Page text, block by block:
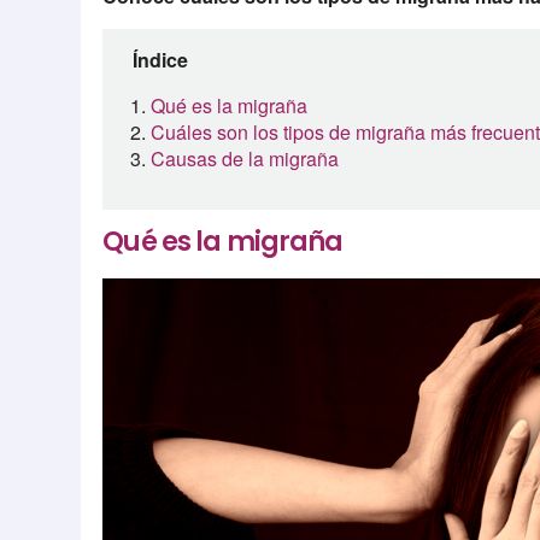
Índice
Qué es la migraña
Cuáles son los tipos de migraña más
Causas de la migraña
Qué es la migraña